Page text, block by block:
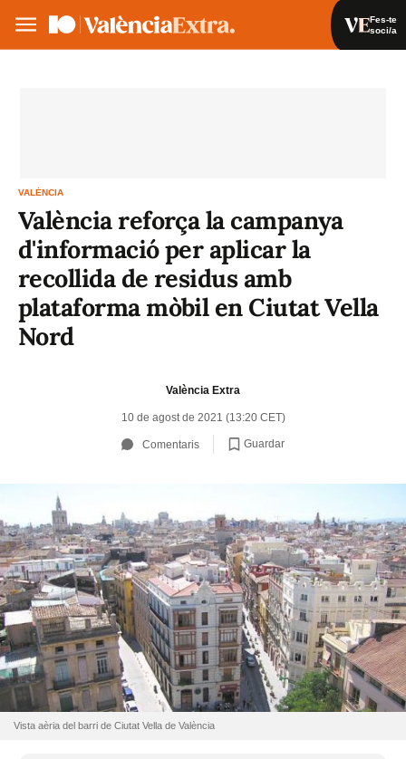
Fes-te
soci/a
VALÈNCIA
València reforça la campanya
d'informació per aplicar la
recollida de residus amb
plataforma mòbil en Ciutat Vella
Nord
València Extra
10 de agost de 2021 (13:20 CET)
Comentaris Guardar
Vista aèria del barri de Ciutat Vella de València